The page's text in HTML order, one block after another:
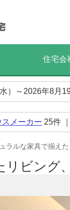
住宅会
）～2026年8月
スメーカー 25件
ラルな家具で揃え
リビング